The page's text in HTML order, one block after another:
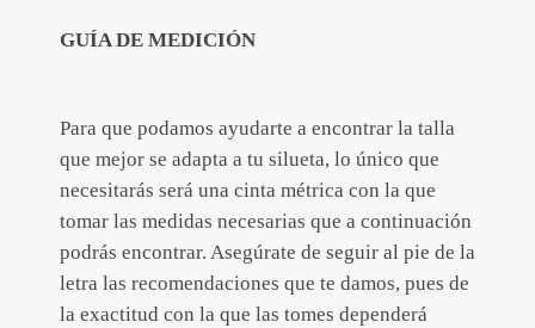
GUÍA DE MEDICIÓN
Para que podamos ayudarte a encontrar la talla
que mejor se adapta a tu silueta, lo único que
necesitarás será una cinta métrica con la que
tomar las medidas necesarias que a continuación
podrás encontrar. Asegúrate de seguir al pie de la
letra las recomendaciones que te damos, pues de
la exactitud con la que las tomes dependerá